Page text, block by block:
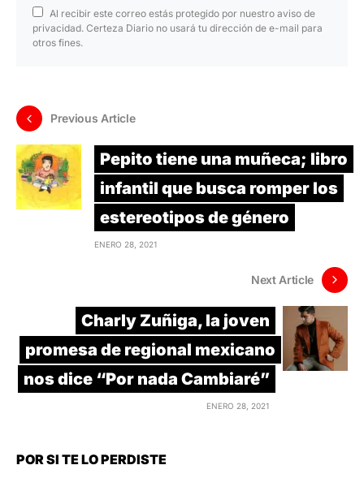
Al recibir este correo estás protegido por nuestro aviso de
privacidad. Certeza Diario no usará tu dirección de e-mail para
otros fines.
Previous Article
Pepito tiene una muñeca; libro
infantil que busca romper los
estereotipos de género
ENERO 28, 2021
Next Article
Charly Zuñiga, la joven
promesa de regional mexicano
nos dice “Por nada Cambiaré”
ENERO 28, 2021
POR SI TE LO PERDISTE